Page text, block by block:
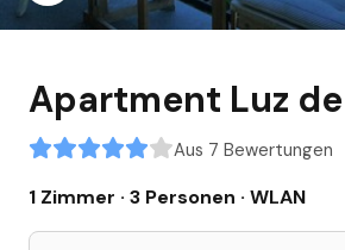
Apartment Luz
Aus 7 Bewertungen
1 Zimmer · 3 Personen · WLAN